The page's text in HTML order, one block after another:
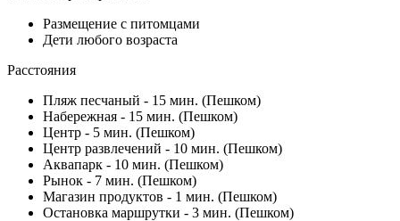
Размещение с питомцами
Дети любого возраста
Расстояния
Пляж песчаный - 15 мин. (Пешком)
Набережная - 15 мин. (Пешком)
Центр - 5 мин. (Пешком)
Центр развлечений - 10 мин. (Пешком)
Аквапарк - 10 мин. (Пешком)
Рынок - 7 мин. (Пешком)
Магазин продуктов - 1 мин. (Пешком)
Остановка маршрутки - 3 мин. (Пешком)